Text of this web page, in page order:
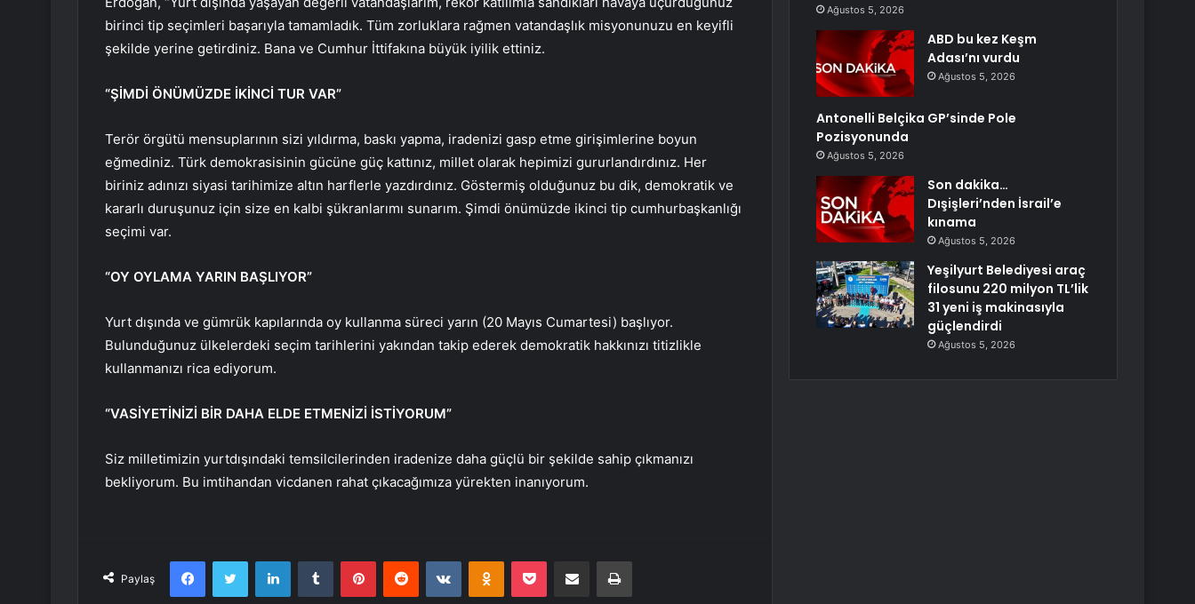
birinci tip seçimleri başarıyla tamamladık. Tüm zorluklara rağmen vatandaşlık misyonunuzu en keyifli
şekilde yerine getirdiniz. Bana ve Cumhur İttifakına büyük iyilik ettiniz.
“ŞİMDİ ÖNÜMÜZDE İKİNCİ TUR VAR”
Terör örgütü mensuplarının sizi yıldırma, baskı yapma, iradenizi gasp etme girişimlerine boyun
eğmediniz. Türk demokrasisinin gücüne güç kattınız, millet olarak hepimizi gururlandırdınız. Her
biriniz adınızı siyasi tarihimize altın harflerle yazdırdınız. Göstermiş olduğunuz bu dik, demokratik ve
kararlı duruşunuz için size en kalbi şükranlarımı sunarım. Şimdi önümüzde ikinci tip cumhurbaşkanlığı
seçimi var.
“OY OYLAMA YARIN BAŞLIYOR”
Yurt dışında ve gümrük kapılarında oy kullanma süreci yarın (20 Mayıs Cumartesi) başlıyor.
Bulunduğunuz ülkelerdeki seçim tarihlerini yakından takip ederek demokratik hakkınızı titizlikle
kullanmanızı rica ediyorum.
“VASİYETİNİZİ BİR DAHA ELDE ETMENİZİ İSTİYORUM”
Siz milletimizin yurtdışındaki temsilcilerinden iradenize daha güçlü bir şekilde sahip çıkmanızı
bekliyorum. Bu imtihandan vicdanen rahat çıkacağımıza yürekten inanıyorum.
Paylaş
FacebookTwitter LinkedInTumblr PinterestReddit VKontakteOdnoklassniki
Pocket E-Posta ile paylaş Yazdır
Ağustos 5, 2026
ABD bu kez Keşm
Adası’nı vurdu
Ağustos 5, 2026
Antonelli Belçika GP’sinde Pole
Pozisyonunda
Ağustos 5, 2026
Son dakika…
Dışişleri’nden İsrail’e
kınama
Ağustos 5, 2026
Yeşilyurt Belediyesi araç
filosunu 220 milyon TL’lik
31 yeni iş makinasıyla
güçlendirdi
Ağustos 5, 2026